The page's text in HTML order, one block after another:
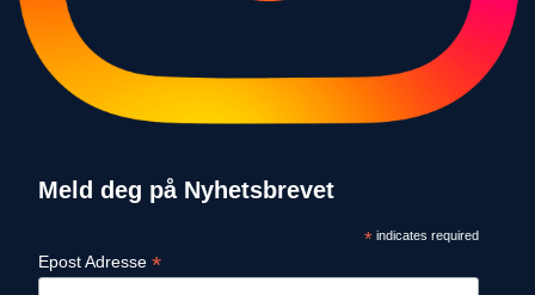
Meld deg på Nyhetsbrevet
*indicates required
Epost Adresse *